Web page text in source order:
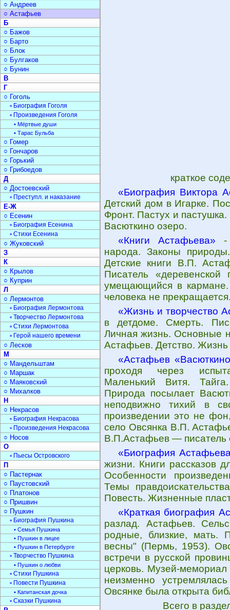
краткое
«Биография Виктора
Детский дом в Игарке.
Фронт. Пастух и
Васюткино озеро.
«Книги Астафьева» -
народа. Законы
Детские книги В.П.
Писатель
умещающийся в
человека не
«Жизнь и творчество
в детдоме. Смерть.
Личная жизнь. Основные
Астафьев. Детство.
«Астафьев
проходя через
Маленький Витя.
Природа посылает
неподвижно тихий в
произведении это не
село Овсянка В.П.
В.П.Астафьев — писатель
«Биография
жизни. Книги рассказов
Особенности
Темы
Повесть. Жизненные
«Краткая биография
разлад. Астафьев.
родные, близкие, мать.
весны" (Пермь, 1953).
встречи в русской
церковь. Музей-
неизменно
Овсянке была открыта
Всего в
○ Андреев
○ Астафьев
Б
○ Бажов
○ Барто
○ Блок
○ Булгаков
○ Бунин
В
Г
○ Гоголь
▫ Биография Гоголя
▫ Произведения Гоголя
• Мёртвые души
• Тарас Бульба
○ Гомер
○ Гончаров
○ Горький
○ Грибоедов
Д
○ Достоевский
▫ Преступл. и наказание
Е-Ж
○ Есенин
▫ Биография Есенина
▫ Стихи Есенина
○ Жуковский
З
К
○ Крылов
○ Куприн
Л
○ Лермонтов
▫ Биография Лермонтова
▫ Творчество Лермонтова
▫ Стихи Лермонтова
▫ Герой нашего времени
○ Лесков
М
○ Мандельштам
○ Маршак
○ Маяковский
○ Михалков
Н
○ Некрасов
▫ Биография Некрасова
▫ Произведения Некрасова
○ Носов
О
▫ Пьесы Островского
П
○ Пастернак
○ Паустовский
○ Платонов
○ Пришвин
○ Пушкин
▫ Биография Пушкина
• Семья Пушкина
• Пушкин в лицее
• Пушкин в Петербурге
▫ Творчество Пушкина
• Пушкин о любви
▫ Стихи Пушкина
▫ Повести Пушкина
• Капитанская дочка
▫ Сказки Пушкина